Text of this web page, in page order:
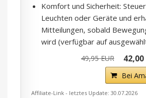
Komfort und Sicherheit:
Leuchten oder Geräte und
Mitteilungen, sobald
wird (verfügbar auf
49,95 EUR 42,00
Bei
Affiliate-Link - letztes Update: 30.07.2026